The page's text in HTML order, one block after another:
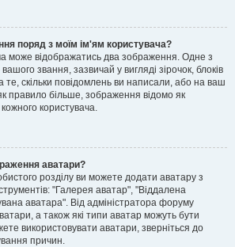
поряд з моїм ім'ям користувача?
може відображатись два зображення. Одне з
звання, зазвичай у вигляді зірочок, блоків
те, скільки повідомлень ви написали, або на ваш
правило більше, зображення відомо як
користувача.
аватари?
розділу ви можете додати аватару з
"Галерея аватар", "Віддалена
аватара". Від адміністратора форуму
а також які типи аватар можуть бути
використовувати аватари, зверніться до
причин.